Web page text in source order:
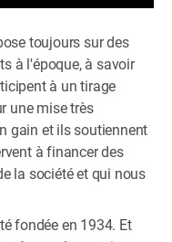
toujours sur des
à l'époque, à savoir
à un tirage
une mise très
gain et ils soutiennent
à financer des
la société et qui nous
fondée en 1934. Et